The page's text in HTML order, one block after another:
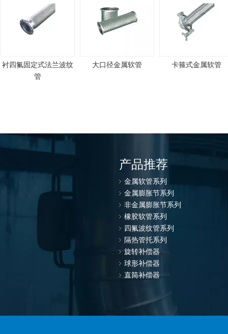
兰波纹
大口径金属软管 卡箍式金属软管
产品推荐
金属软管系列
金属膨胀节系列
非金属膨胀节系列
橡胶软管系列
四氟波纹管系列
隔热管托系列
旋转补偿器
球形补偿器
直筒补偿器